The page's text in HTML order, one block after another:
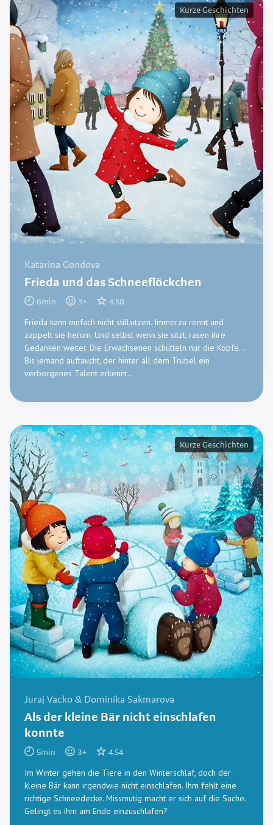
Katarina Gondova
Frieda und das Schneeflöckchen
6min 3+ 4.58
Frieda kann einfach nicht stillsitzen. Immerzu rennt und
zappelt sie herum. Und selbst wenn sie sitzt, rasen ihre
Gedanken weiter. Die Erwachsenen schütteln nur die Köpfe...
Bis jemand auftaucht, der hinter all dem Trubel ein
verborgenes Talent erkennt...
Kurze Geschichten
Juraj Vacko & Dominika Sakmarova
Als der kleine Bär nicht einschlafen
konnte
5min 3+ 4.54
Im Winter gehen die Tiere in den Winterschlaf, doch der
kleine Bär kann irgendwie nicht einschlafen. Ihm fehlt eine
richtige Schneedecke. Missmutig macht er sich auf die Suche.
Gelingt es ihm am Ende einzuschlafen?
Kurze Geschichten